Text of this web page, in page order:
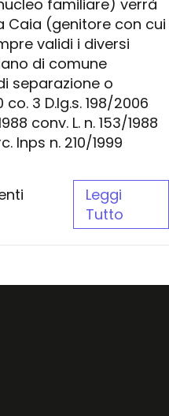
familiare) verrà
(genitore con cui
validi i diversi
di comune
separazione o
3 D.lg.s. 198/2006
conv. L. n. 153/1988
Inps n. 210/1999
Leggi
Tutto